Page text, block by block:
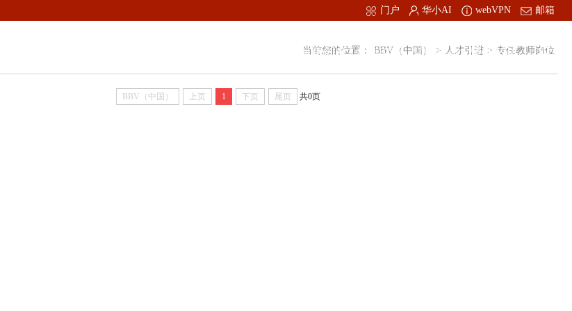
门户 华小AI webVPN 邮箱
电子体育 创新创业 合作交流 党的建设 肇庆校区
当前您的位置： BBV（中国） > 人才引进 > 专任教师岗位
BBV（中国） 上页 1 下页 尾页 共0页